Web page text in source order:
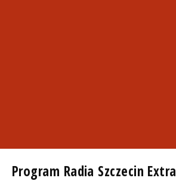
Program Radia Szczecin Extra